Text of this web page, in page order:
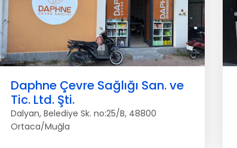
Daphne Çevre Sağlığı San. ve
Tic. Ltd. Şti.
Dalyan, Belediye Sk. no:25/B, 48800
Ortaca/Muğla